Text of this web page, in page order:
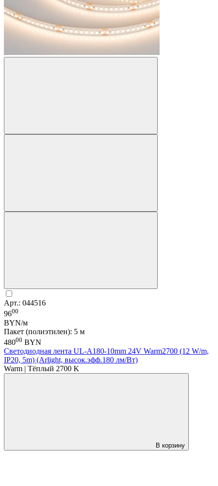
Арт.: 044516
9600
BYN/м
Пакет (полиэтилен): 5 м
48000 BYN
Светодиодная лента UL-A180-10mm 24V Warm2700 (12 W/m,
IP20, 5m) (Arlight, высок.эфф.180 лм/Вт)
Warm | Тёплый 2700 K
В корзину